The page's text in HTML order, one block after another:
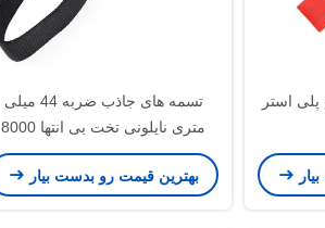
پلی استر
تسمه های جاذب ضربه 44 میلی
متری نایلونی تخت بی انتها 8000
کیلوگرمی
بهترین قیمت رو بدست بیار